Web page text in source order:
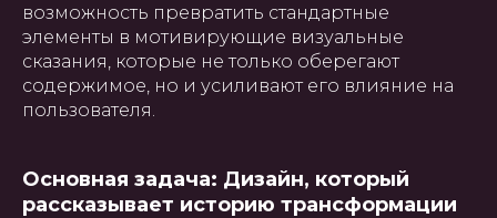
возможность превратить стандартные
элементы в мотивирующие визуальные
сказания, которые не только оберегают
содержимое, но и усиливают его влияние на
пользователя.
Основная задача: Дизайн, который
рассказывает историю трансформации